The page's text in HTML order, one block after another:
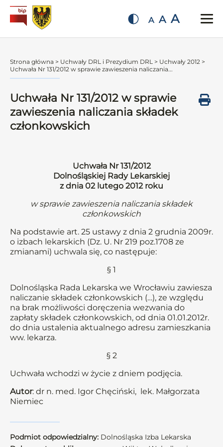
A A A
Strona główna > Uchwały DRL i Prezydium DRL > Uchwały 2012 >
Uchwała Nr 131/2012 w sprawie zawieszenia naliczania...
Uchwała Nr 131/2012 w sprawie
zawieszenia naliczania składek
członkowskich
Uchwała Nr 131/2012
Dolnośląskiej Rady Lekarskiej
z dnia 02 lutego 2012 roku
w sprawie zawieszenia naliczania składek
członkowskich
Na podstawie art. 25 ustawy z dnia 2 grudnia 2009r.
o izbach lekarskich (Dz. U. Nr 219 poz.1708 ze
zmianami) uchwala się, co następuje:
§ 1
Dolnośląska Rada Lekarska we Wrocławiu zawiesza
naliczanie składek członkowskich (…), ze względu
na brak możliwości doręczenia wezwania do
zapłaty składek członkowskich, od dnia 01.01.2012r.
do dnia ustalenia aktualnego adresu zamieszkania
ww. lekarza.
§ 2
Uchwała wchodzi w życie z dniem podjęcia.
Autor: dr n. med. Igor Chęciński, lek. Małgorzata
Niemiec
Podmiot odpowiedzialny: Dolnośląska Izba Lekarska